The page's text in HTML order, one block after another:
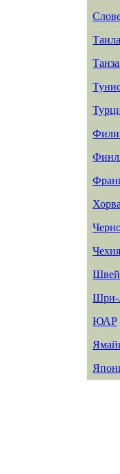
Чехия
Шри-
ЮАР